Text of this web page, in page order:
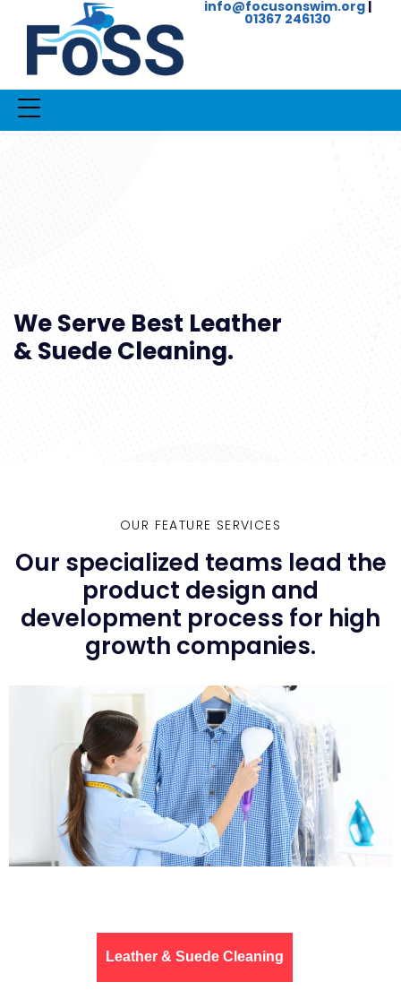
info@focusonswim.org|
01367 246130
We Serve Best Leather
& Suede Cleaning.
OUR FEATURE SERVICES
Our specialized teams lead the
product design and
development process for high
growth companies.
Leather & Suede Cleaning